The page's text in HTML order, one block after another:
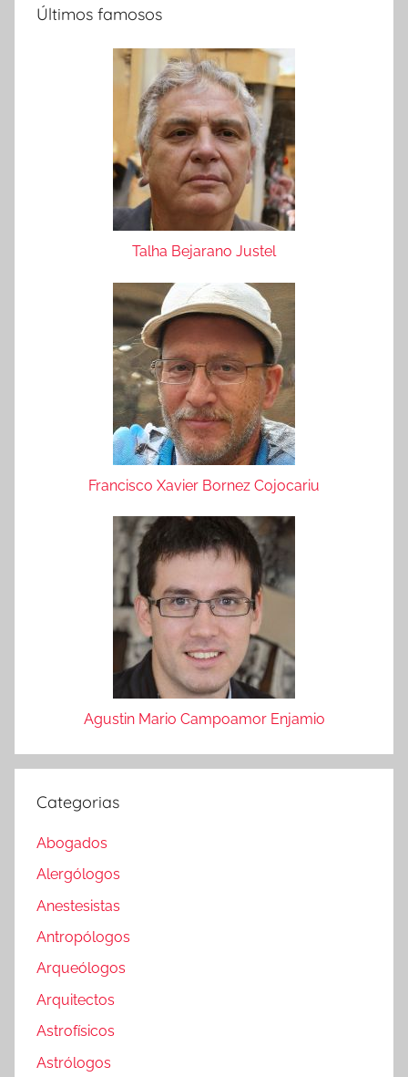
Últimos famosos
Talha Bejarano Justel
Francisco Xavier Bornez Cojocariu
Agustin Mario Campoamor Enjamio
Categorias
Abogados
Alergólogos
Anestesistas
Antropólogos
Arqueólogos
Arquitectos
Astrofísicos
Astrólogos